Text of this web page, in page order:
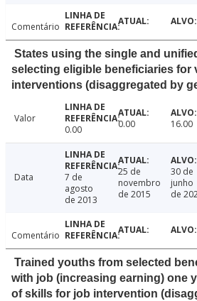
Comentário
States using the single and
selecting eligible beneficiaries for
interventions (disaggregated by
Valor
0.00
0.00 16.00
Data
7 de
agosto
de 2013
25 de
novembro
de 2015
30 de
junho
de
Comentário
Trained youths from selected
with job (increasing earning) one
of skills for job intervention